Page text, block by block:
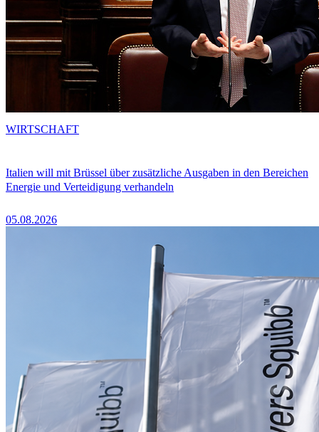
Italien will mit Brüssel über zusätzliche Ausgaben in den Bereichen
Energie und Verteidigung verhandeln
05.08.2026
WIRTSCHAFT